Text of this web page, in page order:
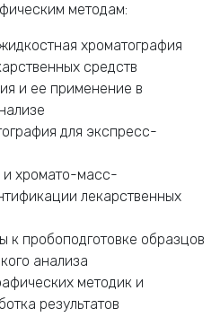
методам:
хроматография
средств
и ее применение в
для экспресс-
и хромато-масс-
лекарственных
к пробоподготовке образцов
анализа
методик и
результатов